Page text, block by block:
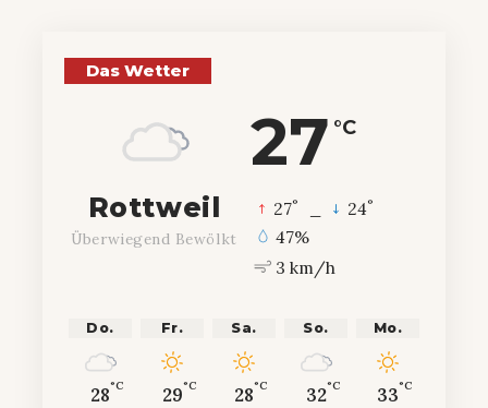
Das Wetter
27 °C
Rottweil
Überwiegend Bewölkt
27° 24°
47%
3 km/h
Do.
28°C
Fr.
29°C
Sa.
28°C
So.
32°C
Mo.
33°C